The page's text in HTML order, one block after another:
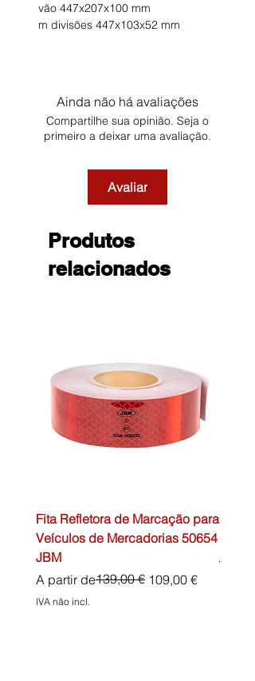
vão 447x207x100 mm
m divisões 447x103x52 mm
Ainda não há avaliações
Compartilhe sua opinião. Seja o
primeiro a deixar uma avaliação.
Avaliar
Produtos
relacionados
Fita Refletora de Marcação para
Veículos de Mercadorias 50654
JBM
A partir de
Preço normal139,00 € 109,00 €
Preço promocional
IVA não incl.
Preço
45,00 €